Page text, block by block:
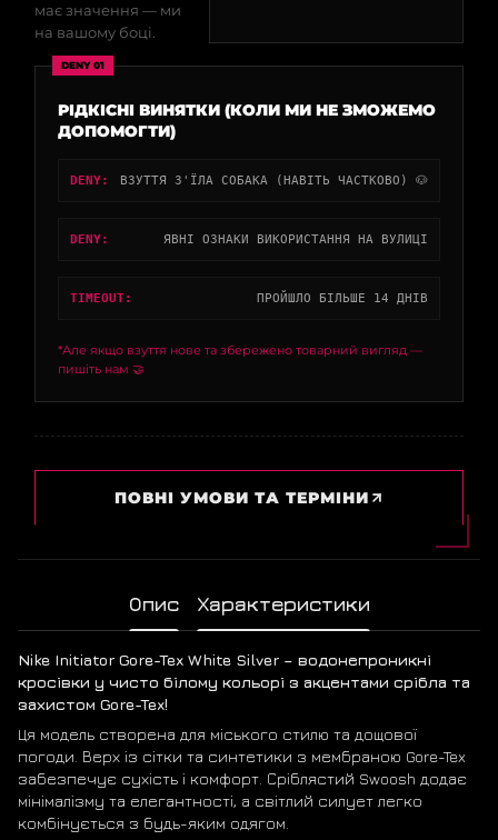
має значення — ми
на вашому боці.
DENY 01
РІДКІСНІ ВИНЯТКИ (КОЛИ МИ НЕ ЗМОЖЕМО
ДОПОМОГТИ)
DENY: ВЗУТТЯ З'ЇЛА СОБАКА (НАВІТЬ ЧАСТКОВО) 🐶
DENY: ЯВНІ ОЗНАКИ ВИКОРИСТАННЯ НА ВУЛИЦІ
TIMEOUT: ПРОЙШЛО БІЛЬШЕ 14 ДНІВ
*Але якщо взуття нове та збережено товарний вигляд —
пишіть нам 🤝
ПОВНІ УМОВИ ТА ТЕРМІНИ
Опис Характеристики
Nike Initiator Gore-Tex White Silver – водонепроникні
кросівки у чисто білому кольорі з акцентами срібла та
захистом Gore-Tex!
Ця модель створена для міського стилю та дощової
погоди. Верх із сітки та синтетики з мембраною Gore-Tex
забезпечує сухість і комфорт. Сріблястий Swoosh додає
мінімалізму та елегантності, а світлий силует легко
комбінується з будь-яким одягом.